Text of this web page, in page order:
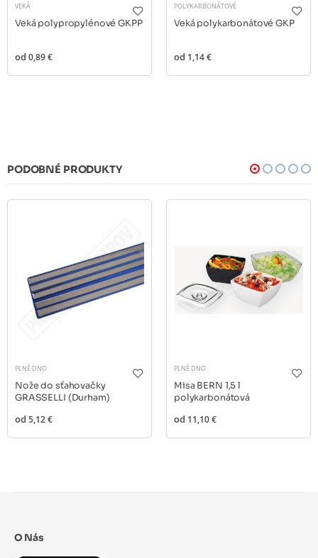
VEKÁ
Veká polypropylénové GKPP
od 0,89 €
POLYKARBONÁTOVÉ
Veká polykarbonátové GKP
od 1,14 €
PODOBNÉ PRODUKTY
PLNÉ DNO
Nože do sťahovačky
GRASSELLI (Durham)
od 5,12 €
PLNÉ DNO
Misa BERN 1,5 l
polykarbonátová
od 11,10 €
O Nás